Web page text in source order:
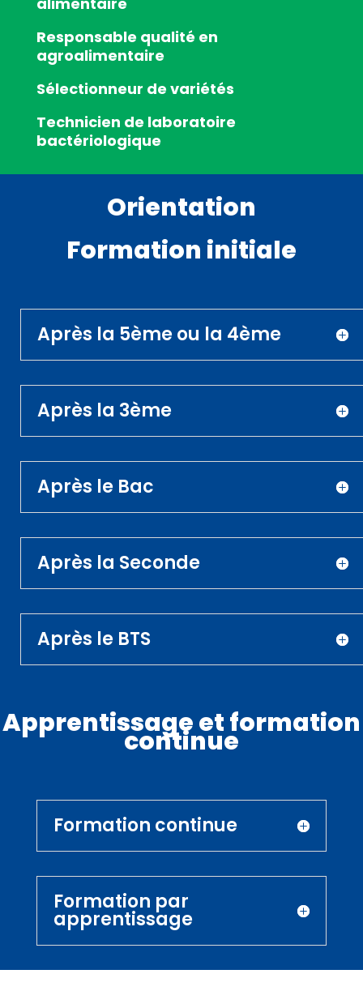
Responsable qualité en
agroalimentaire
Sélectionneur de variétés
Technicien de laboratoire
bactériologique
Orientation
Formation initiale
Après la 5ème ou la 4ème
Après la 3ème
Après le Bac
Après la Seconde
Après le BTS
Apprentissage et formation
continue
Formation continue
Formation par
apprentissage